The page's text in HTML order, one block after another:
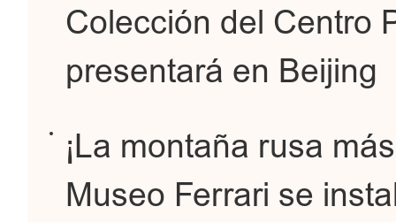
Colección del Centro
presentará en Beijing
¡La montaña rusa
Museo Ferrari se